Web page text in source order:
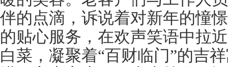
伴的点滴，诉说着对新年的憧
的贴心服务，在欢声笑语中拉
白菜，凝聚着“百财临门”的吉